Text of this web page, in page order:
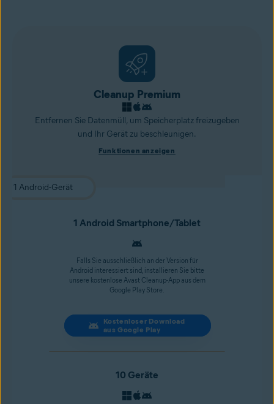
Cleanup Premium
Entfernen Sie Datenmüll, um Speicherplatz freizugeben
und Ihr Gerät zu beschleunigen.
Funktionen anzeigen
1 Android Smartphone/Tablet
Falls Sie ausschließlich an der Version für
Android interessiert sind, installieren Sie bitte
unsere kostenlose Avast Cleanup-App aus dem
Google Play Store.
Kostenloser Download
aus Google Play
10 Geräte